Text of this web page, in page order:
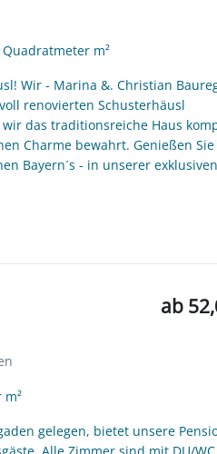
Quadratmeter m²
Wir - Marina &. Christian
renovierten Schusterhäusl
das traditionsreiche Haus
Charme bewahrt. Genießen
Bayern´s - in unserer
ab
m²
gelegen, bietet unsere
Alle Zimmer sind mit DU/